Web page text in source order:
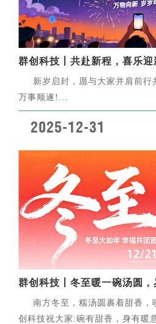
群创科技丨共赴新程，喜乐迎
新岁启封，愿与大家并肩前行
万事顺遂!...
2025-12-31
群创科技丨冬至暖一碗汤圆，
南方冬至，糯汤圆裹着甜香，
创科技祝大家:碗有甜香，身有暖